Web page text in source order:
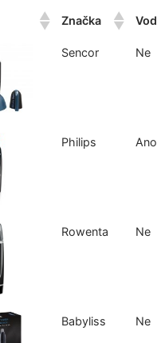
Značka
Sencor Ne
Philips Ano
Rowenta Ne
Babyliss Ne